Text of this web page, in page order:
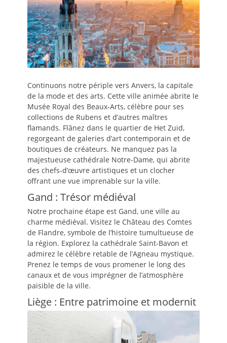
Continuons notre périple vers Anvers, la capitale
de la mode et des arts. Cette ville animée abrite le
Musée Royal des Beaux-Arts, célèbre pour ses
collections de Rubens et d’autres maîtres
flamands. Flânez dans le quartier de Het Zuid,
regorgeant de galeries d’art contemporain et de
boutiques de créateurs. Ne manquez pas la
majestueuse cathédrale Notre-Dame, qui abrite
des chefs-d’œuvre artistiques et un clocher
offrant une vue imprenable sur la ville.
Gand : Trésor médiéval
Notre prochaine étape est Gand, une ville au
charme médiéval. Visitez le Château des Comtes
de Flandre, symbole de l’histoire tumultueuse de
la région. Explorez la cathédrale Saint-Bavon et
admirez le célèbre retable de l’Agneau mystique.
Prenez le temps de vous promener le long des
canaux et de vous imprégner de l’atmosphère
paisible de la ville.
Liège : Entre patrimoine et modernit